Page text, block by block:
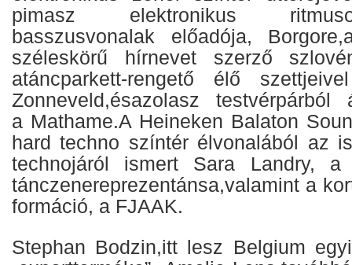
pimasz elektronikus
basszusvonalak előadója, Borgore
széleskörű hírnevet szerző
atáncparkett-rengető élő
Zonneveld,ésazolasz
a Mathame.A Heineken Balaton
hard techno színtér élvonalából az
technojáról ismert Sara Landry, a
tánczenereprezentánsa,valamint a
formáció, a FJAAK.
Stephan Bodzin,itt lesz Belgium